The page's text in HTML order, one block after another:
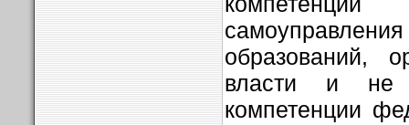
образований,
власти и не
компетенции